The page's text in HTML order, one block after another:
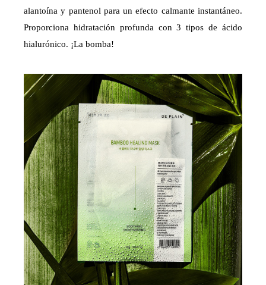
alantoína y pantenol para un efecto calmante instantáneo.
Proporciona hidratación profunda con 3 tipos de ácido
hialurónico. ¡La bomba!